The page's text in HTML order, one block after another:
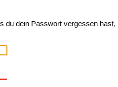
du dein Passwort vergessen